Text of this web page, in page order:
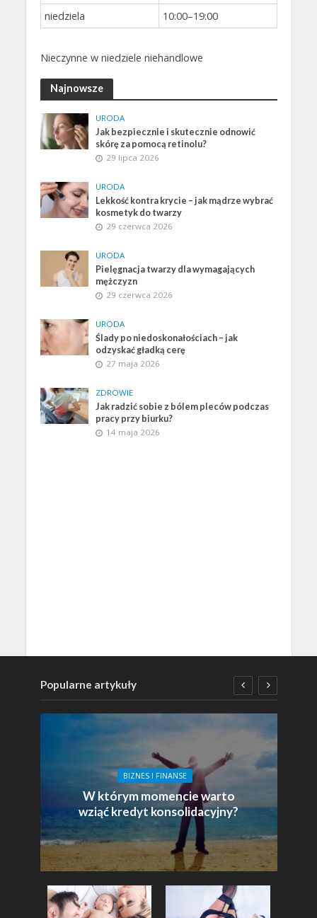
niedziela
10:00–19:00
Nieczynne w niedziele niehandlowe
Najnowsze
URODA
Jak bezpiecznie i skutecznie odnowić
skórę za pomocą retinolu?
29 lipca 2026
URODA
Lekkość kontra krycie – jak mądrze wybrać
kosmetyk do twarzy
29 czerwca 2026
URODA
Pielęgnacja twarzy dla wymagających
mężczyzn
29 czerwca 2026
URODA
Ślady po niedoskonałościach – jak
odzyskać gładką cerę
27 maja 2026
ZDROWIE
Jak radzić sobie z bólem pleców podczas
pracy przy biurku?
14 maja 2026
Popularne artykuły
BIZNES I FINANSE
W którym momencie warto
wziąć kredyt konsolidacyjny?